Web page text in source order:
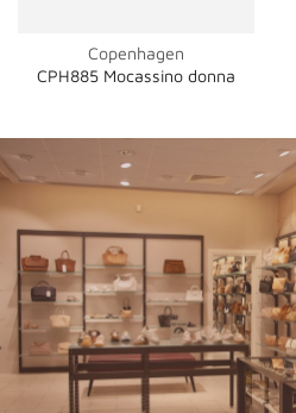
Copenhagen
CPH885 Mocassino donna